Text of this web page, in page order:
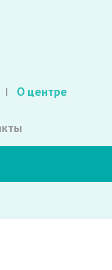
О центре